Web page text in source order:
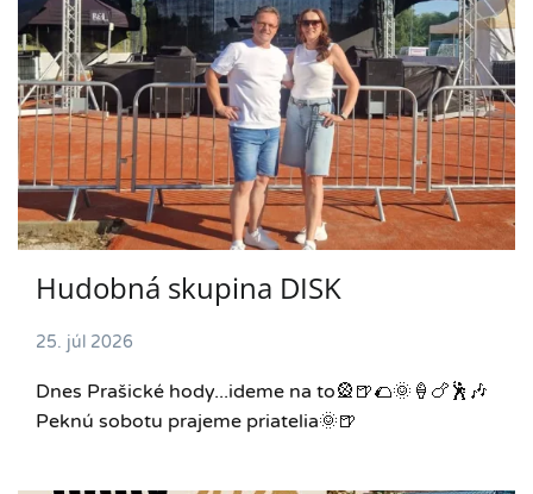
Hudobná skupina DISK
25. júl 2026
Dnes Prašické hody...ideme na to🎡🍺🌮🌞🍦🍗🕺🎶
Peknú sobotu prajeme priatelia🌞🍺